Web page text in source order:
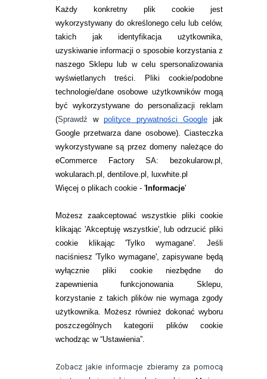
Każdy konkretny plik cookie jest
wykorzystywany do określonego celu lub celów,
takich jak identyfikacja użytkownika,
uzyskiwanie informacji o sposobie korzystania z
naszego Sklepu lub w celu spersonalizowania
wyświetlanych treści.
Pliki cookie/podobne
technologie/dane osobowe użytkowników mogą
być wykorzystywane do personalizacji reklam
(Sprawdźwpolityce prywatności Googlejak
Google przetwarza dane osobowe). Ciasteczka
wykorzystywane są przez domeny należące do
eCommerce Factory SA: bezokularow.pl,
wokularach.pl, dentilove.pl, luxwhite.pl
Więcej o plikach cookie - 'Informacje'
Możesz zaakceptować wszystkie pliki cookie
klikając 'Akceptuję wszystkie', lub odrzucić pliki
cookie klikając 'Tylko wymagane'. Jeśli
naciśniesz 'Tylko wymagane', zapisywane będą
wyłącznie pliki cookie niezbędne do
zapewnienia funkcjonowania Sklepu,
korzystanie z takich plików nie wymaga zgody
użytkownika. Możesz również dokonać wyboru
poszczególnych kategorii plików cookie
wchodząc w “Ustawienia”.
Zobacz jakie informacje zbieramy za pomocą
INFORMACJE KONTAKTOWE
JAK ZAMAWIAĆ?
ZWROTY I REKLAMACJA
WARUNKI ZAKUPÓW
RANKINGI SOCZEWEK
SOCZEWKI KOLOROWE
Zwrot (odstąpienie od umowy)
ZMIEŃ USTAWIENIA ZGODY NA CIASTECZKA
KONTAKT
telefon:
22 113 44 42
telefon:
732 08 08 72
kontakt@bezokularow.pl